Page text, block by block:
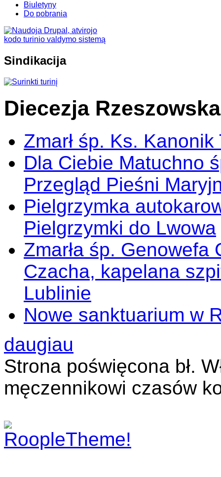
Biuletyny
Do pobrania
Sindikacija
Diecezja Rzeszowska
Zmarł śp. Ks.
Dla Ciebie Matuchno
Przegląd Pieśni
Pielgrzymka
Pielgrzymki do Lwowa
Zmarła śp.
Czacha, kapelana
Lublinie
Nowe sanktuarium w
daugiau
Strona poświęcona bł.
męczennikowi czasów